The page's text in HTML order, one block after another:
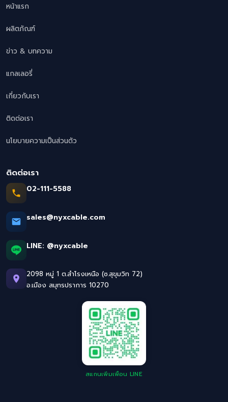
หน้าแรก
ผลิตภัณฑ์
ข่าว & บทความ
แกลเลอรี่
เกี่ยวกับเรา
ติดต่อเรา
นโยบายความเป็นส่วนตัว
ติดต่อเรา
02-111-5588
sales@nyxcable.com
LINE: @nyxcable
2098 หมู่ 1 ต.สำโรงเหนือ (ซ.สุขุมวิท 72)
อ.เมือง สมุทรปราการ 10270
สแกนเพิ่มเพื่อน LINE